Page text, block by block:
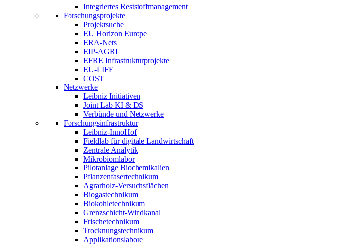
Integriertes Reststoffmanagement
Forschungsprojekte
Projektsuche
EU Horizon Europe
ERA-Nets
EIP-AGRI
EFRE Infrastrukturprojekte
EU-LIFE
COST
Netzwerke
Leibniz Initiativen
Joint Lab KI & DS
Verbünde und Netzwerke
Forschungsinfrastruktur
Leibniz-InnoHof
Fieldlab für digitale Landwirtschaft
Zentrale Analytik
Mikrobiomlabor
Pilotanlage Biochemikalien
Pflanzenfasertechnikum
Agrarholz-Versuchsflächen
Biogastechnikum
Biokohletechnikum
Grenzschicht-Windkanal
Frischetechnikum
Trocknungstechnikum
Applikationslabore